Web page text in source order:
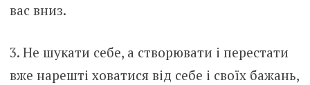
вас вниз.
3. Не шукати себе, а створювати і перестати
вже нарешті ховатися від себе і своїх бажань,